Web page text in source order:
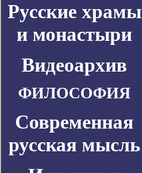
Русские храмы
и монастыри
Видеоархив
ФИЛОСОФИЯ
Современная
русская мысль